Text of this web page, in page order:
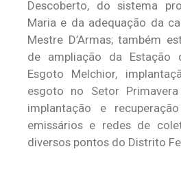
Descoberto, do sistema
Maria e da adequação da
Mestre D’Armas; também
de ampliação da Estação
Esgoto Melchior,
esgoto no Setor
implantação e
emissários e redes de
diversos pontos do Distrito